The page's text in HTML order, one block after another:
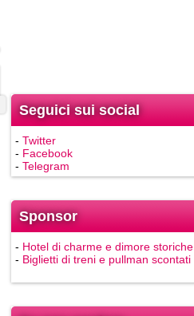
Seguici sui social
- Twitter
- Facebook
- Telegram
Sponsor
- Hotel di charme e dimore storiche
- Biglietti di treni e pullman scontati